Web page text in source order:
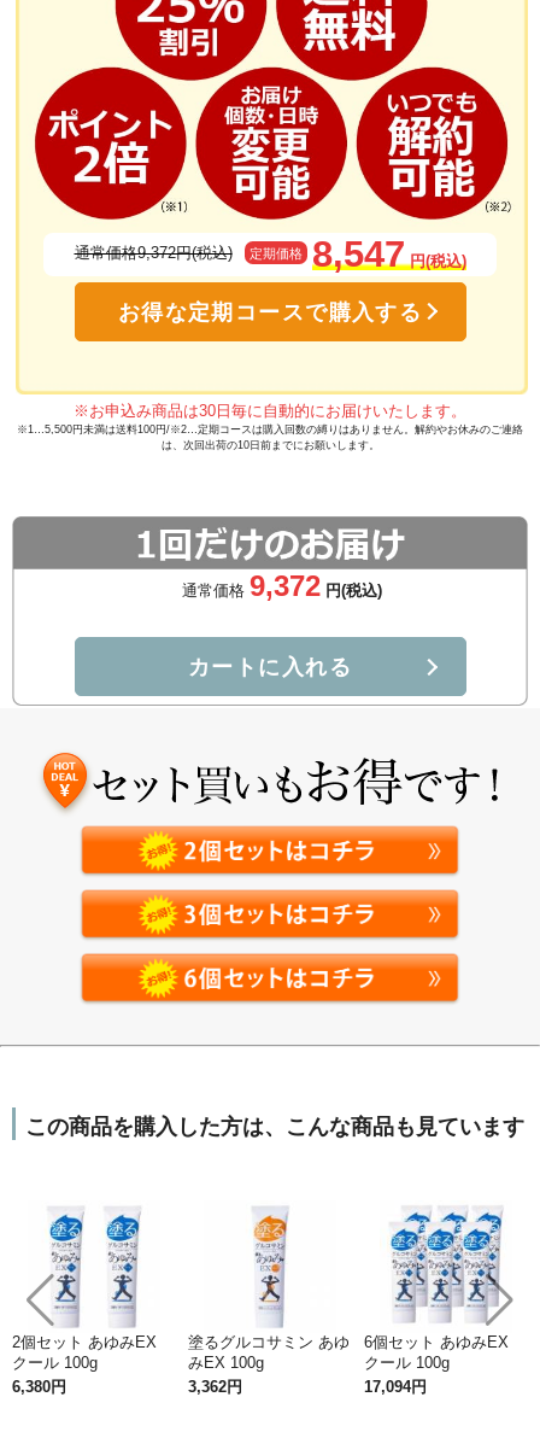
塗るグルコサミン「あゆみEX」に使用されているN-アセチルグルコサミ
ンは体内へ吸収されやすく、ヒアルロン酸の生成をサポート
通常のグルコサミンとはまったく異な
ります！
サミンは関節や肌に存在しているヒアルロン酸の
「元」となる成分です。
ションのように働き、各部を保護してくれる大切な役
割を担っています。
天然型グルコサミンは利用効率が３倍！
通常のグルコサミンは、体内での摂取率は約8%程度
になります。一方、N-アセチルグルコサミンは、体内
への摂取率が25%と摂取される割合が高いです。N-ア
層まで
あゆみEXは、N-アセチルグルコサミンを
贅沢に配合
吸収力・浸透力が違う
通常価格 9,372 円(税込)
カートに入れる
通常価格9,372円(税込) 定期価格 8,547 円(税込)
お得な定期コースで購入する
※お申込み商品は30日毎に自動的にお届けいたします。
※1…5,500円未満は送料100円/※2…定期コースは購入回数の縛りはありません。解約やお休みのご連絡
は、次回出荷の10日前までにお願いします。
この商品を購入した方は、こんな商品も見ています
2個セット あゆみEX
クール 100g
6,380円
塗るグルコサミン あゆ
みEX 100g
3,362円
6個セット あゆみEX
クール 100g
17,094円